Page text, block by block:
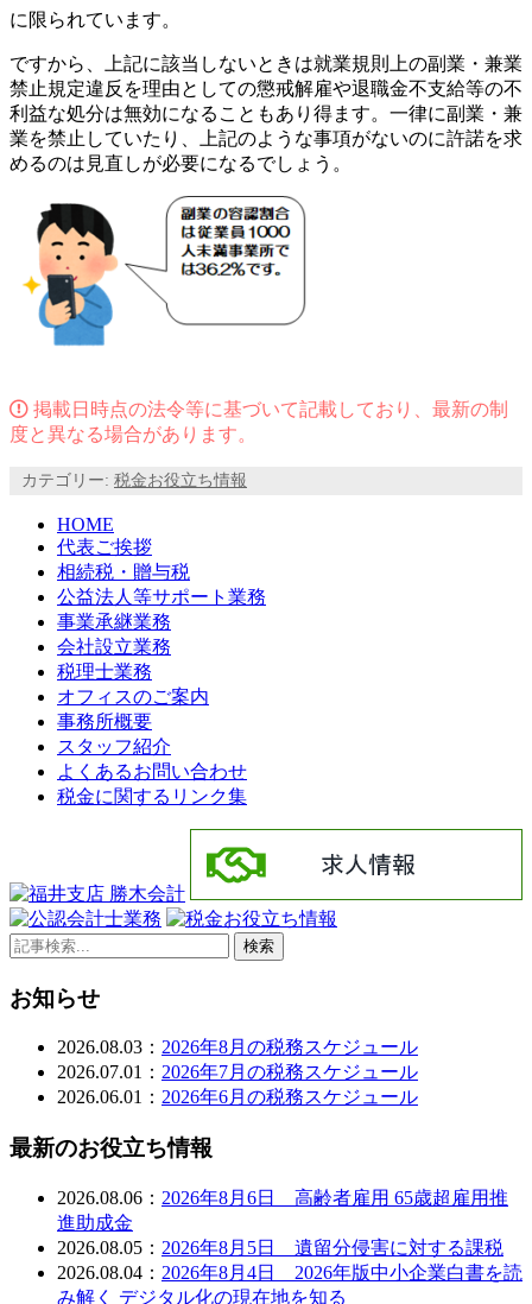
に限られています。
ですから、上記に該当しないときは就業規則上の副業・兼業
禁止規定違反を理由としての懲戒解雇や退職金不支給等の不
利益な処分は無効になることもあり得ます。一律に副業・兼
業を禁止していたり、上記のような事項がないのに許諾を求
めるのは見直しが必要になるでしょう。
掲載日時点の法令等に基づいて記載しており、最新の制
度と異なる場合があります。
カテゴリー: 税金お役立ち情報
HOME
代表ご挨拶
相続税・贈与税
公益法人等サポート業務
事業承継業務
会社設立業務
税理士業務
オフィスのご案内
事務所概要
スタッフ紹介
よくあるお問い合わせ
税金に関するリンク集
検索
お知らせ
2026.08.03： 2026年8月の税務スケジュール
2026.07.01： 2026年7月の税務スケジュール
2026.06.01： 2026年6月の税務スケジュール
最新のお役立ち情報
2026.08.06： 2026年8月6日 高齢者雇用 65歳超雇用推
進助成金
2026.08.05： 2026年8月5日 遺留分侵害に対する課税
2026.08.04： 2026年8月4日 2026年版中小企業白書を読
み解く デジタル化の現在地を知る